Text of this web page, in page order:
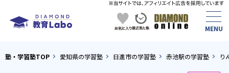
塾・学習塾TOP 愛知県の学習塾 日進市の学習塾 赤池駅の学習塾 り